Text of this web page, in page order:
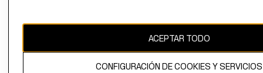
El contenido de esta página web está protegido por copyright y es
propiedad de H&M Hennes & Mauritz AB.ACEPTAR TODO
CONFIGURACIÓN DE COOKIES Y SERVICIOS